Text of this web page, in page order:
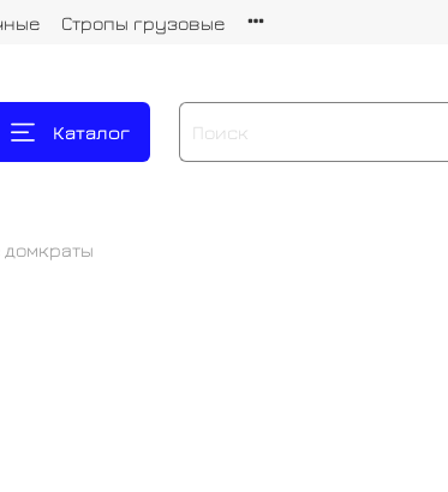
Стропы грузовые
Каталог